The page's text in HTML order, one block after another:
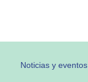
Noticias y eventos